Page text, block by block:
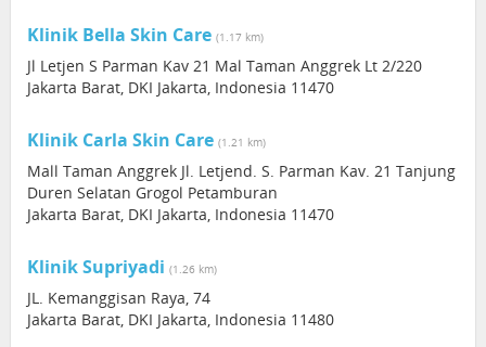
Klinik Bella Skin Care (1.17 km)
Jl Letjen S Parman Kav 21 Mal Taman Anggrek Lt 2/220
Jakarta Barat, DKI Jakarta, Indonesia 11470
Klinik Carla Skin Care (1.21 km)
Mall Taman Anggrek Jl. Letjend. S. Parman Kav. 21 Tanjung
Duren Selatan Grogol Petamburan
Jakarta Barat, DKI Jakarta, Indonesia 11470
Klinik Supriyadi (1.26 km)
JL. Kemanggisan Raya, 74
Jakarta Barat, DKI Jakarta, Indonesia 11480